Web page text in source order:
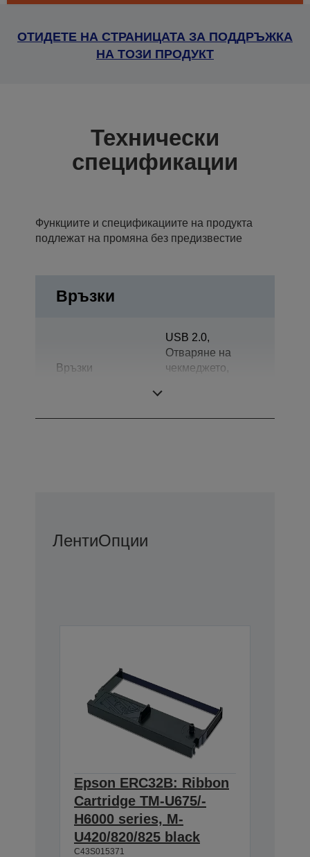
ОТИДЕТЕ НА СТРАНИЦАТА ЗА ПОДДРЪЖКА
НА ТОЗИ ПРОДУКТ
Технически
спецификации
Функциите и спецификациите на продукта
подлежат на промяна без предизвестие
Връзки
Връзки
USB 2.0,
Отваряне на
чекмеджето,
ЛентиОпции
Epson ERC32B: Ribbon
Cartridge TM-U675/-
H6000 series, M-
U420/820/825 black
C43S015371